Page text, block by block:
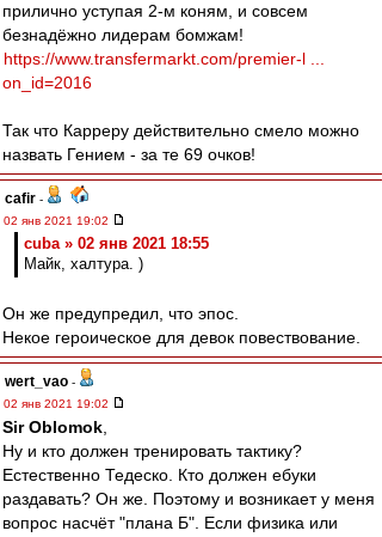
прилично уступая 2-м коням, и совсем
безнадёжно лидерам бомжам!
https://www.transfermarkt.com/premier-l ...
on_id=2016
Так что Карреру действительно смело можно
назвать Гением - за те 69 очков!
cafir -
02 янв 2021 19:02
cuba » 02 янв 2021 18:55
Майк, халтура. )
Он же предупредил, что эпос.
Некое героическое для девок повествование.
wert_vao -
02 янв 2021 19:02
Sir Oblomok
Ну и кто должен тренировать тактику?
Естественно Тедеско. Кто должен ебуки
раздавать? Он же. Поэтому и возникает у меня
вопрос насчёт "плана Б". Если физика или